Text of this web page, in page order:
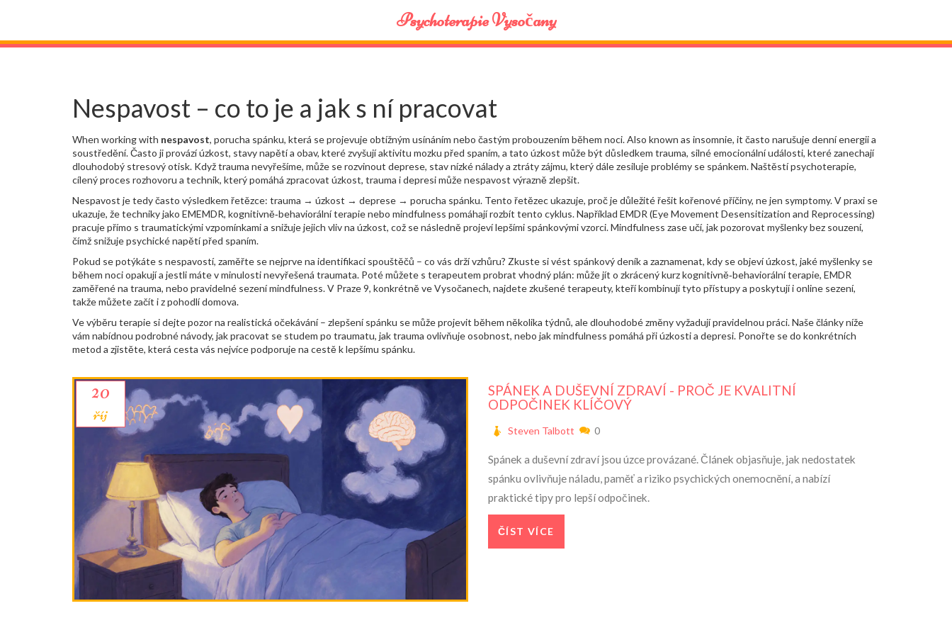
Psychoterapie Vysočany
Nespavost – co to je a jak s ní pracovat
When working with nespavost, porucha spánku, která se projevuje obtížným usínáním nebo častým probouzením během noci. Also known as insomnie, it často narušuje denní energii a
soustředění. Často ji provázíúzkost, stavy napětí a obav, které zvyšují aktivitu mozku před spaním, a tato úzkost může být důsledkem trauma, silné emocionální události, které zanechají
dlouhodobý stresový otisk. Když trauma nevyřešíme, může se rozvinout deprese, stav nízké nálady a ztráty zájmu, který dále zesiluje problémy se spánkem. Naštěstípsychoterapie,
cílený proces rozhovoru a technik, který pomáhá zpracovat úzkost, trauma i depresimůže nespavost výrazně zlepšit.
Nespavost je tedy často výsledkem řetězce: trauma → úzkost → deprese → porucha spánku. Tento řetězec ukazuje, proč je důležité řešit kořenové příčiny, ne jen symptomy. V praxi se
ukazuje, že techniky jako EMEMDR, kognitivně‑behaviorální terapie nebo mindfulness pomáhají rozbít tento cyklus. Například EMDR (Eye Movement Desensitization and Reprocessing)
pracuje přímo s traumatickými vzpomínkami a snižuje jejich vliv na úzkost, což se následně projeví lepšími spánkovými vzorci. Mindfulness zase učí, jak pozorovat myšlenky bez souzení,
čímž snižuje psychické napětí před spaním.
Pokud se potýkáte s nespavostí, zaměřte se nejprve na identifikaci spouštěčů – co vás drží vzhůru? Zkuste si vést spánkový deník a zaznamenat, kdy se objeví úzkost, jaké myšlenky se
během noci opakují a jestli máte v minulosti nevyřešená traumata. Poté můžete s terapeutem probrat vhodný plán: může jít o zkrácený kurz kognitivně‑behaviorální terapie, EMDR
zaměřené na trauma, nebo pravidelné sezení mindfulness. V Praze 9, konkrétně ve Vysočanech, najdete zkušené terapeuty, kteří kombinují tyto přístupy a poskytují i online sezení,
takže můžete začít i z pohodlí domova.
Ve výběru terapie si dejte pozor na realistická očekávání – zlepšení spánku se může projevit během několika týdnů, ale dlouhodobé změny vyžadují pravidelnou práci. Naše články níže
vám nabídnou podrobné návody, jak pracovat se studem po traumatu, jak trauma ovlivňuje osobnost, nebo jak mindfulness pomáhá při úzkosti a depresi. Ponořte se do konkrétních
metod a zjistěte, která cesta vás nejvíce podporuje na cestě k lepšímu spánku.
20
říj
SPÁNEK A DUŠEVNÍ ZDRAVÍ - PROČ JE KVALITNÍ
ODPOČINEK KLÍČOVÝ
Steven Talbott 0
Spánek a duševní zdraví jsou úzce provázané. Článek objasňuje, jak nedostatek
spánku ovlivňuje náladu, paměť a riziko psychických onemocnění, a nabízí
praktické tipy pro lepší odpočinek.
ČÍST VÍCE